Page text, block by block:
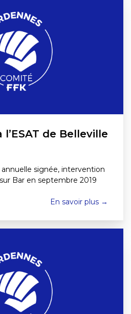
de Belleville
signée, intervention
Bar en septembre 2019
En savoir plus →